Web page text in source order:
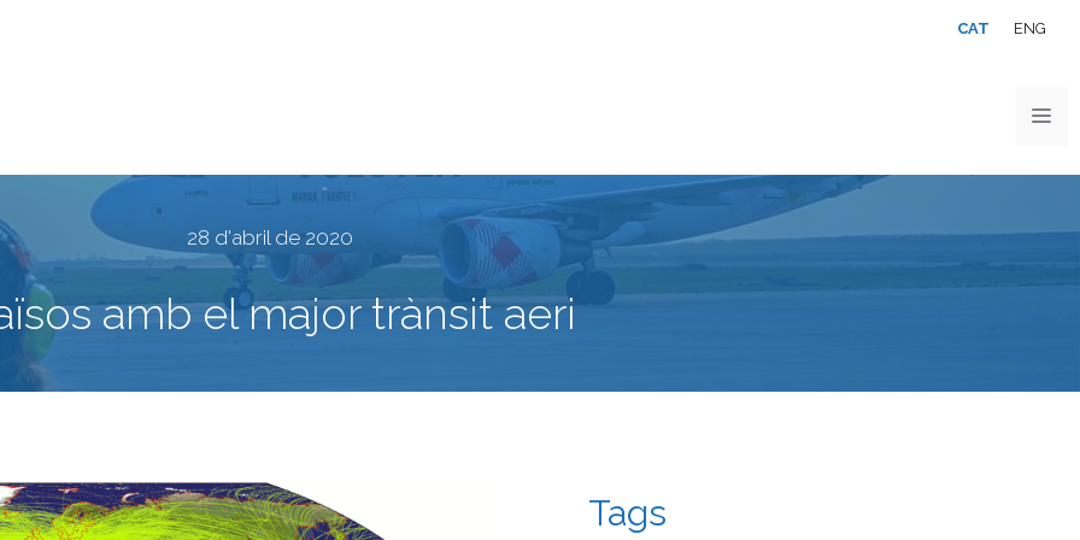
CAT ENG
28 d'abril de 2020
amb el major trànsit aeri
Tags